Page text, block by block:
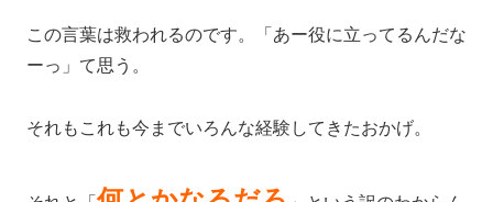
この言葉は救われるのです。「あー役に立ってるんだな
ーっ」て思う。
それもこれも今までいろんな経験してきたおかげ。